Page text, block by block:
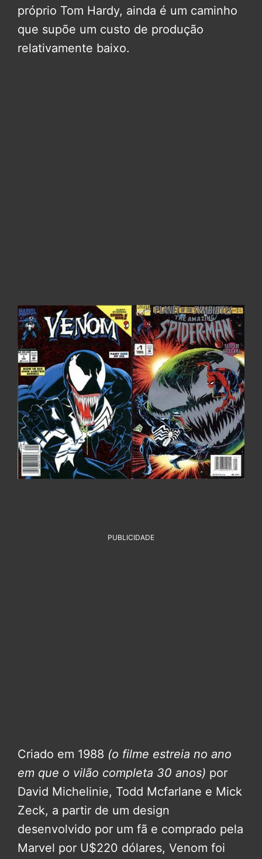
próprio Tom Hardy, ainda é um caminho
que supõe um custo de produção
relativamente baixo.
PUBLICIDADE
Criado em 1988 (o filme estreia no ano
em que o vilão completa 30 anos) por
David Michelinie, Todd Mcfarlane e Mick
Zeck, a partir de um design
desenvolvido por um fã e comprado pela
Marvel por U$220 dólares, Venom foi